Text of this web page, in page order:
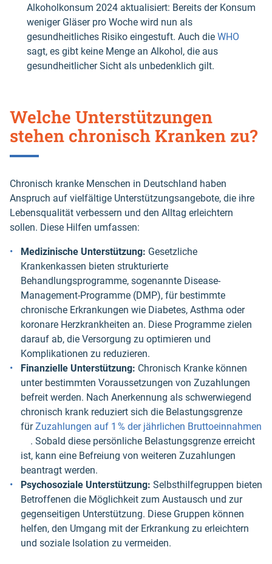
Alkoholkonsum 2024 aktualisiert: Bereits der Konsum
weniger Gläser pro Woche wird nun als
gesundheitliches Risiko eingestuft. Auch die WHO
sagt, es gibt keine Menge an Alkohol, die aus
gesundheitlicher Sicht als unbedenklich gilt.
Welche Unterstützungen
stehen chronisch Kranken zu?
Chronisch kranke Menschen in Deutschland haben
Anspruch auf vielfältige Unterstützungsangebote, die ihre
Lebensqualität verbessern und den Alltag erleichtern
sollen. Diese Hilfen umfassen:
Medizinische Unterstützung: Gesetzliche
Krankenkassen bieten strukturierte
Behandlungsprogramme, sogenannte Disease-
Management-Programme (DMP), für bestimmte
chronische Erkrankungen wie Diabetes, Asthma oder
koronare Herzkrankheiten an. Diese Programme zielen
darauf ab, die Versorgung zu optimieren und
Komplikationen zu reduzieren.
Finanzielle Unterstützung: Chronisch Kranke können
unter bestimmten Voraussetzungen von Zuzahlungen
befreit werden. Nach Anerkennung als schwerwiegend
chronisch krank reduziert sich die Belastungsgrenze
fürZuzahlungen auf 1 % der jährlichen Bruttoeinnahmen
. Sobald diese persönliche Belastungsgrenze erreicht
ist, kann eine Befreiung von weiteren Zuzahlungen
beantragt werden.
Psychosoziale Unterstützung: Selbsthilfegruppen bieten
Betroffenen die Möglichkeit zum Austausch und zur
gegenseitigen Unterstützung. Diese Gruppen können
helfen, den Umgang mit der Erkrankung zu erleichtern
und soziale Isolation zu vermeiden.